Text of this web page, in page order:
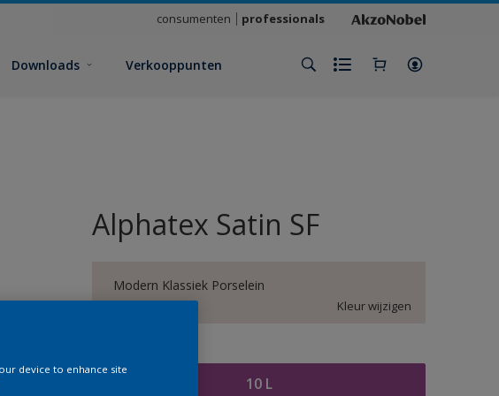
consumenten professionals
Downloads Verkooppunten
Alphatex Satin SF
Modern Klassiek Porselein
Kleur wijzigen
10 L
device to enhance site